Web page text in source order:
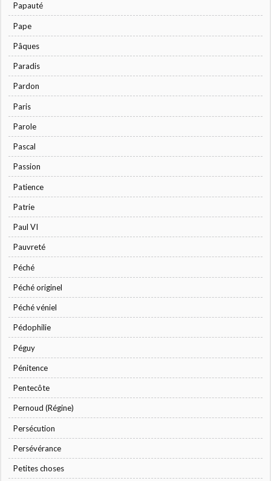
Papauté
Pape
Pâques
Paradis
Pardon
Paris
Parole
Pascal
Passion
Patience
Patrie
Paul VI
Pauvreté
Péché
Péché originel
Péché véniel
Pédophilie
Péguy
Pénitence
Pentecôte
Pernoud (Régine)
Persécution
Persévérance
Petites choses